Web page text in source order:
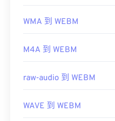
WMA 到 WEBM
M4A 到 WEBM
raw-audio 到 WEBM
WAVE 到 WEBM